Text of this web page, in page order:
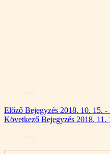
Előző Bejegyzés 2018. 10. 15. -
Következő Bejegyzés 2018. 11.